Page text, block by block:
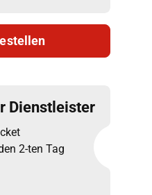
Dienstleister
2-ten Tag